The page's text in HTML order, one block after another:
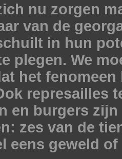
nu zorgen
van de
in hun
plegen. We
het fenomeen
represailles
en burgers zijn
zes van de
eens geweld